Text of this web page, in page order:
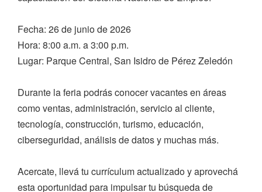
Fecha: 26 de junio de 2026
Hora: 8:00 a.m. a 3:00 p.m.
Lugar: Parque Central, San Isidro de Pérez Zeledón
Durante la feria podrás conocer vacantes en áreas
como ventas, administración, servicio al cliente,
tecnología, construcción, turismo, educación,
ciberseguridad, análisis de datos y muchas más.
Acercate, llevá tu currículum actualizado y aprovechá
esta oportunidad para impulsar tu búsqueda de